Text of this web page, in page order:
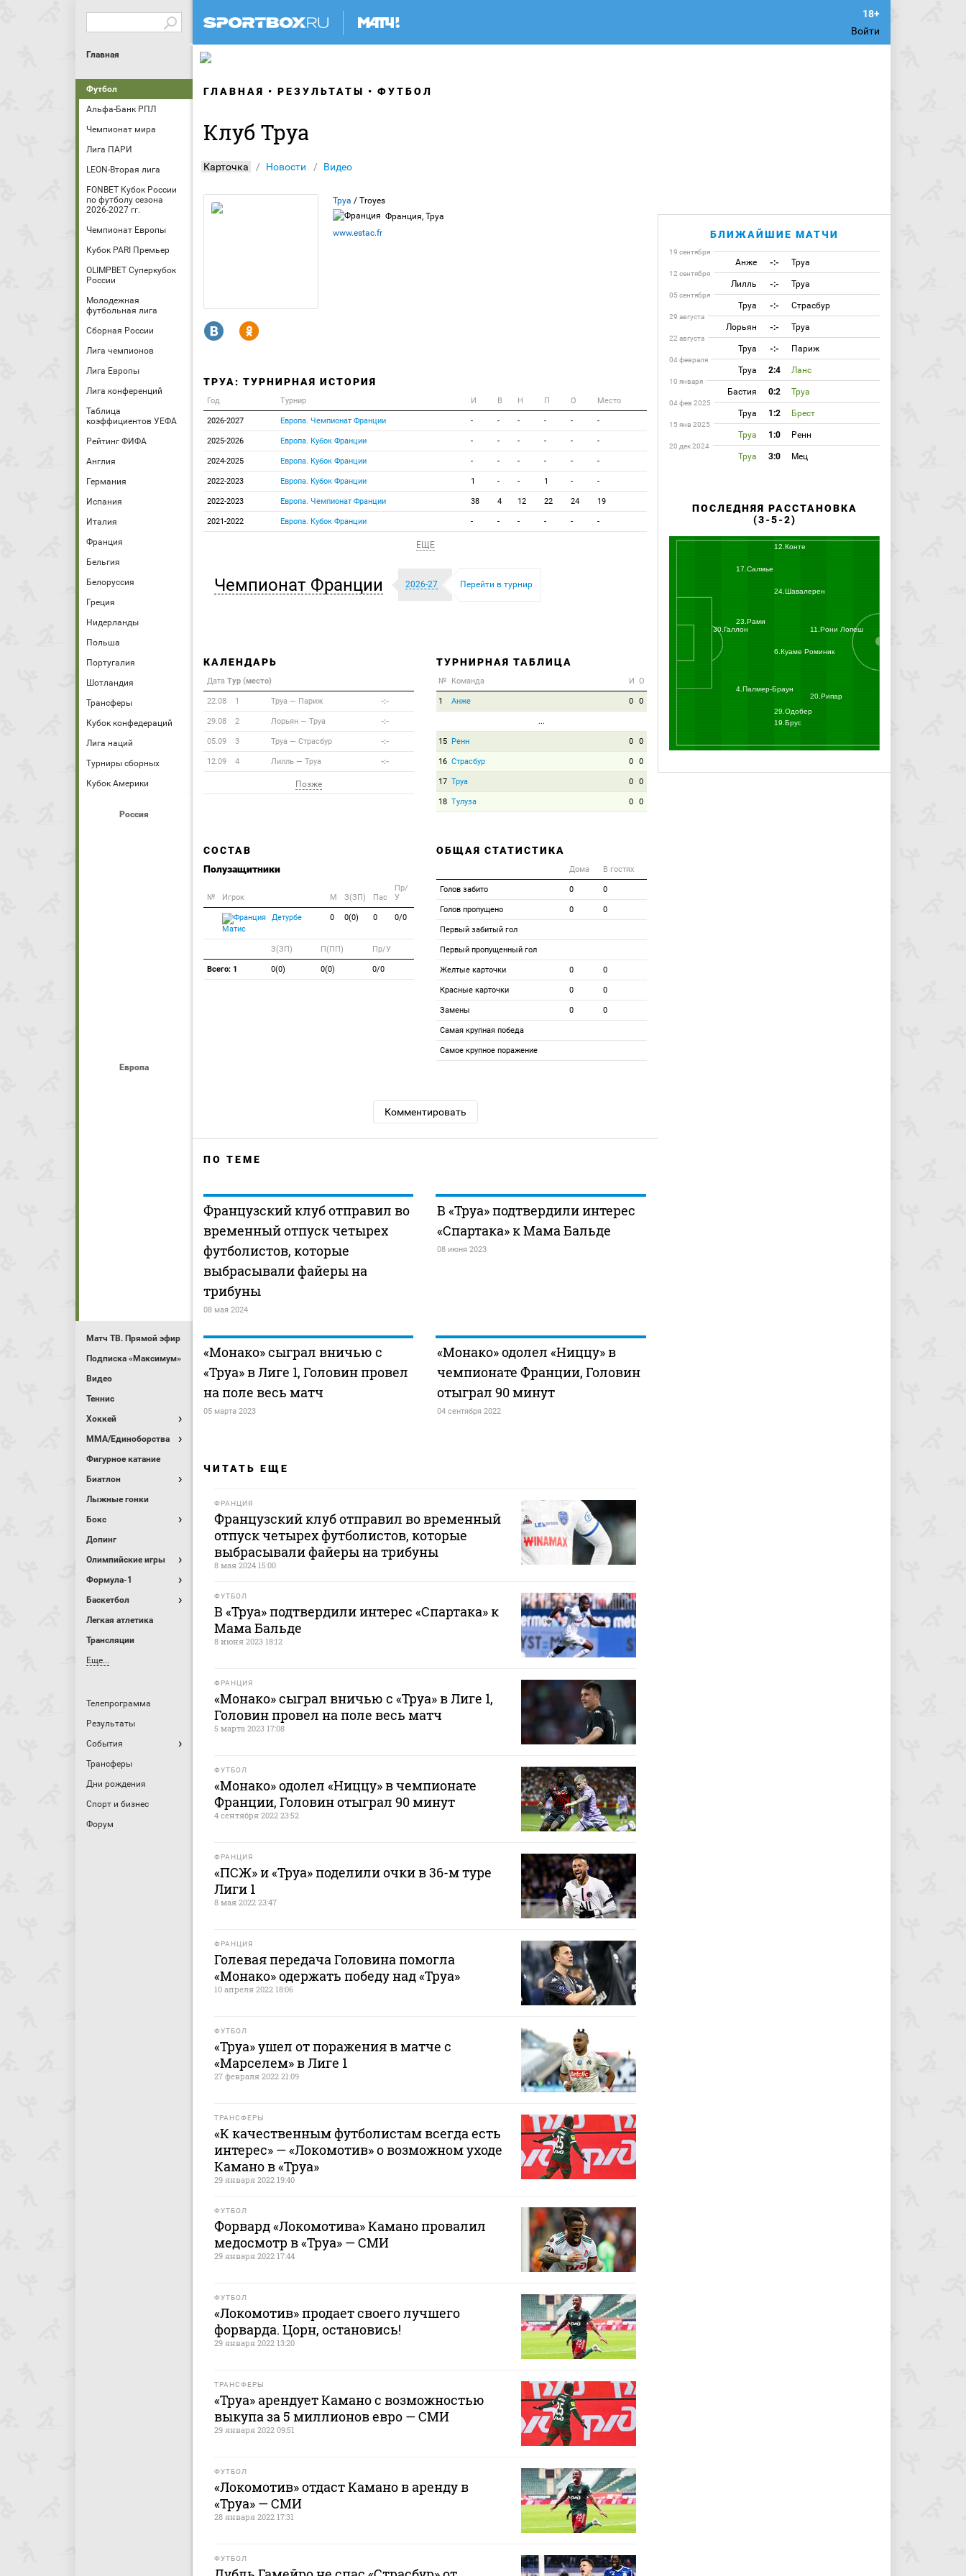
Войти
Главная
Футбол
Альфа-Банк РПЛ
Чемпионат мира
Лига ПАРИ
LEON-Вторая лига
FONBET Кубок России
по футболу сезона
2026-2027 гг.
Чемпионат Европы
Кубок PARI Премьер
OLIMPBET Суперкубок
России
Молодежная
футбольная лига
Сборная России
Лига чемпионов
Лига Европы
Лига конференций
Таблица
коэффициентов УЕФА
Рейтинг ФИФА
Англия
Германия
Испания
Италия
Франция
Бельгия
Белоруссия
Греция
Нидерланды
Польша
Португалия
Шотландия
Трансферы
Кубок конфедераций
Лига наций
Турниры сборных
Кубок Америки
Россия
Европа
Матч ТВ. Прямой эфир
Подписка «Максимум»
Видео
Теннис
Хоккей
MMA/Единоборства
Фигурное катание
Биатлон
Лыжные гонки
Бокс
Допинг
Олимпийские игры
Формула-1
Баскетбол
Легкая атлетика
Трансляции
Еще...
Телепрограмма
Результаты
События
Трансферы
Дни рождения
Спорт и бизнес
Форум
ГЛАВНАЯ РЕЗУЛЬТАТЫ ФУТБОЛ
Клуб Труа
Карточка Новости Видео
Труа / Troyes
Франция, Труа
www.estac.fr
R Y
ТРУА: ТУРНИРНАЯ ИСТОРИЯ
Год Турнир И В Н П О Место
2026-2027 Европа. Чемпионат Франции - - - - - -
2025-2026 Европа. Кубок Франции - - - - - -
2024-2025 Европа. Кубок Франции - - - - - -
2022-2023 Европа. Кубок Франции 1 - - 1 - -
2022-2023 Европа. Чемпионат Франции 38 4 12 22 24 19
2021-2022 Европа. Кубок Франции - - - - - -
ЕЩЕ
Чемпионат Франции 2026-27 Перейти в турнир
КАЛЕНДАРЬ
Дата Тур (место)
22.08 1 Труа — Париж -:-
29.08 2 Лорьян — Труа -:-
05.09 3 Труа — Страсбур -:-
12.09 4 Лилль — Труа -:-
Позже
ТУРНИРНАЯ ТАБЛИЦА
№ Команда И О
1 Анже 0 0
...
15 Ренн 0 0
16 Страсбур 0 0
17 Труа 0 0
18 Тулуза 0 0
СОСТАВ
Полузащитники
№ Игрок M З(ЗП) Пас
Пр/
У
Детурбе
Матис
0 0(0) 0 0/0
З(ЗП) П(ПП) Пр/У
Всего: 1 0(0) 0(0) 0/0
ОБЩАЯ СТАТИСТИКА
Дома В гостях
Голов забито 0 0
Голов пропущено 0 0
Первый забитый гол
Первый пропущенный гол
Желтые карточки 0 0
Красные карточки 0 0
Замены 0 0
Самая крупная победа
Самое крупное поражение
Комментировать
ПО ТЕМЕ
Французский клуб отправил во
временный отпуск четырех
футболистов, которые
выбрасывали файеры на
трибуны
08 мая 2024
В «Труа» подтвердили интерес
«Спартака» к Мама Бальде
08 июня 2023
«Монако» сыграл вничью с
«Труа» в Лиге 1, Головин провел
на поле весь матч
05 марта 2023
«Монако» одолел «Ниццу» в
чемпионате Франции, Головин
отыграл 90 минут
04 сентября 2022
ЧИТАТЬ ЕЩЕ
ФРАНЦИЯ
Французский клуб отправил во временный
отпуск четырех футболистов, которые
выбрасывали файеры на трибуны
8 мая 2024 15:00
ФУТБОЛ
В «Труа» подтвердили интерес «Спартака» к
Мама Бальде
8 июня 2023 18:12
ФРАНЦИЯ
«Монако» сыграл вничью с «Труа» в Лиге 1,
Головин провел на поле весь матч
5 марта 2023 17:08
ФУТБОЛ
«Монако» одолел «Ниццу» в чемпионате
Франции, Головин отыграл 90 минут
4 сентября 2022 23:52
ФРАНЦИЯ
«ПСЖ» и «Труа» поделили очки в 36-м туре
Лиги 1
8 мая 2022 23:47
ФРАНЦИЯ
Голевая передача Головина помогла
«Монако» одержать победу над «Труа»
10 апреля 2022 18:06
ФУТБОЛ
«Труа» ушел от поражения в матче с
«Марселем» в Лиге 1
27 февраля 2022 21:09
ТРАНСФЕРЫ
«К качественным футболистам всегда есть
интерес» — «Локомотив» о возможном уходе
Камано в «Труа»
29 января 2022 19:40
ФУТБОЛ
Форвард «Локомотива» Камано провалил
медосмотр в «Труа» — СМИ
29 января 2022 17:44
ФУТБОЛ
«Локомотив» продает своего лучшего
форварда. Цорн, остановись!
29 января 2022 13:20
ТРАНСФЕРЫ
«Труа» арендует Камано с возможностью
выкупа за 5 миллионов евро — СМИ
29 января 2022 09:51
ФУТБОЛ
«Локомотив» отдаст Камано в аренду в
«Труа» — СМИ
28 января 2022 17:31
ФУТБОЛ
БЛИЖАЙШИЕ МАТЧИ
19 сентября
Анже -:- Труа
12 сентября
Лилль -:- Труа
05 сентября
Труа -:- Страсбур
29 августа
Лорьян -:- Труа
22 августа
Труа -:- Париж
04 февраля
Труа 2:4 Ланс
10 января
Бастия 0:2 Труа
04 фев 2025
Труа 1:2 Брест
15 янв 2025
Труа 1:0 Ренн
20 дек 2024
Труа 3:0 Мец
ПОСЛЕДНЯЯ РАССТАНОВКА
(3-5-2)
19.Брус
30.Галлон
12.Конте
6.Куаме Роминик
29.Одобер
4.Палмер-Браун
23.Рами
20.Рипар
11.Рони Лопеш
17.Салмье
24.Шавалерен